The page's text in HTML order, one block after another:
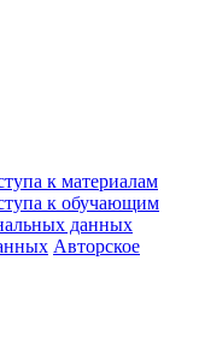
к материалам
к обучающим
данных
Авторское